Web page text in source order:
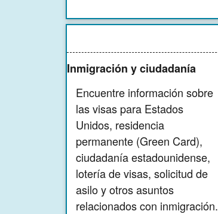
Inmigración y ciudadanía
Encuentre información sobre
las visas para Estados
Unidos, residencia
permanente (Green Card),
ciudadanía estadounidense,
lotería de visas, solicitud de
asilo y otros asuntos
relacionados con inmigración.